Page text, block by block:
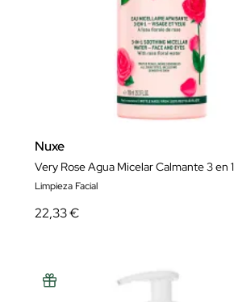
Nuxe
Very Rose Agua Micelar Calmante 3 en 1
Limpieza Facial
22,33 €